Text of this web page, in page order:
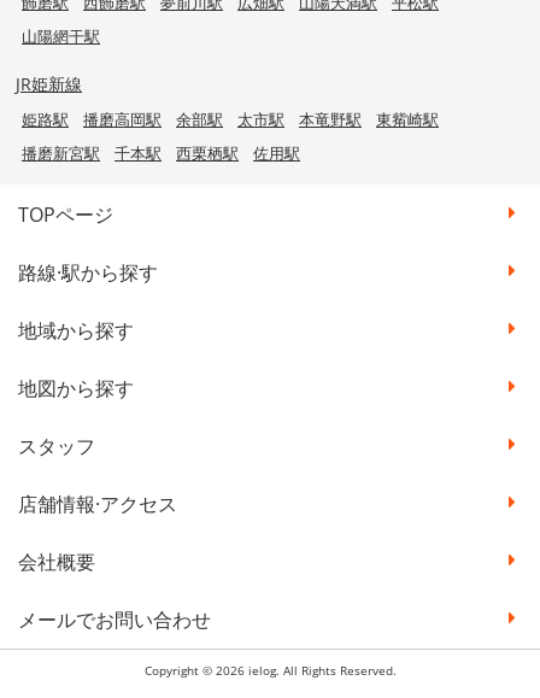
山陽網干駅
JR姫新線
姫路駅 播磨高岡駅 余部駅 太市駅 本竜野駅
東觜崎駅
播磨新宮駅
千本駅 西栗栖駅 佐用駅
TOPページ
路線·駅から探す
地域から探す
地図から探す
スタッフ
店舗情報·アクセス
会社概要
メールでお問い合わせ
Copyright © 2026 ielog. All Rights Reserved.